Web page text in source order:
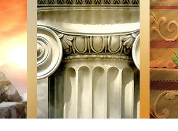
Liefde en Haat –
Wat is Grootheid?